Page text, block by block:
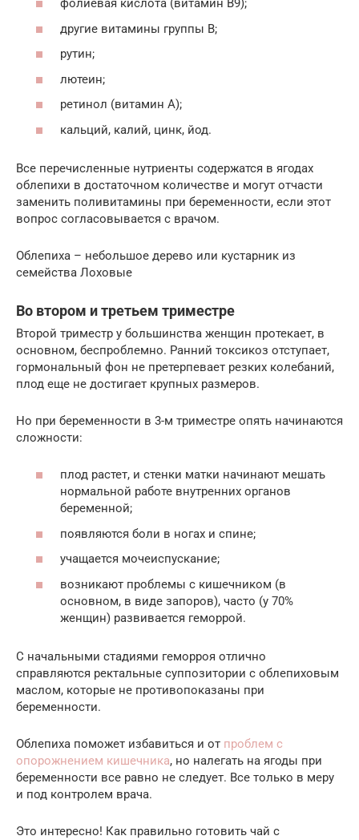
фолиевая кислота (витамин B9);
другие витамины группы B;
рутин;
лютеин;
ретинол (витамин A);
кальций, калий, цинк, йод.
Все перечисленные нутриенты содержатся в ягодах
облепихи в достаточном количестве и могут отчасти
заменить поливитамины при беременности, если этот
вопрос согласовывается с врачом.
Облепиха – небольшое дерево или кустарник из
семейства Лоховые
Во втором и третьем триместре
Второй триместр у большинства женщин протекает, в
основном, беспроблемно. Ранний токсикоз отступает,
гормональный фон не претерпевает резких колебаний,
плод еще не достигает крупных размеров.
Но при беременности в 3-м триместре опять начинаются
сложности:
плод растет, и стенки матки начинают мешать
нормальной работе внутренних органов
беременной;
появляются боли в ногах и спине;
учащается мочеиспускание;
возникают проблемы с кишечником (в
основном, в виде запоров), часто (у 70%
женщин) развивается геморрой.
С начальными стадиями геморроя отлично
справляются ректальные суппозитории с облепиховым
маслом, которые не противопоказаны при
беременности.
Облепиха поможет избавиться и от проблем с
опорожнением кишечника, но налегать на ягоды при
беременности все равно не следует. Все только в меру
и под контролем врача.
Это интересно! Как правильно готовить чай с